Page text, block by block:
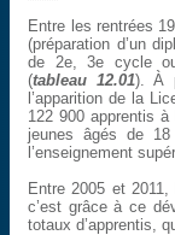
Entre les rentrées
(préparation d’un
de 2e, 3e cycle
(tableau 12.01). À
l’apparition de la
122 900 apprentis
jeunes âgés de
l’enseignement
Entre 2005 et
c’est grâce à ce
totaux d’apprentis,